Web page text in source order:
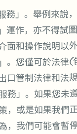
務」。舉例來說
運作，亦不得試
面和操作說明以
。您僅可於法律(
口管制法律和法
務」。如果您未
，或是如果我們
，我們可能會暫